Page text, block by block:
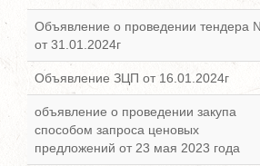
Объявление о проведении тендера
от 31.01.2024г
Объявление ЗЦП от 16.01.2024г
объявление о проведении закупа
способом запроса ценовых
предложений от 23 мая 2023 года